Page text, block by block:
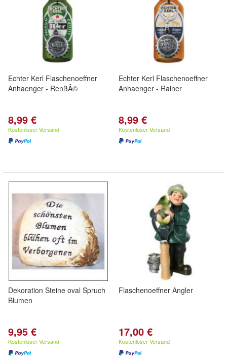
Echter Kerl Flaschenoeffner
Anhaenger - RenßÂ©
8,99 €
Kostenloser Versand
Echter Kerl Flaschenoeffner
Anhaenger - Rainer
8,99 €
Kostenloser Versand
Dekoration Steine oval Spruch
Blumen
9,95 €
Kostenloser Versand
Flaschenoeffner Angler
17,00 €
Kostenloser Versand